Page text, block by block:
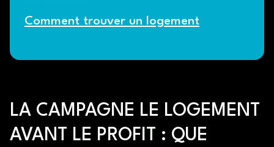
Comment trouver un logement
LA CAMPAGNE LE LOGEMENT
AVANT LE PROFIT : QUE